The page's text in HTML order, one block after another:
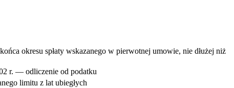
okresu spłaty wskazanego w pierwotnej umowie, nie dłużej niż
r. — odliczenie od podatku
limitu z lat ubiegłych